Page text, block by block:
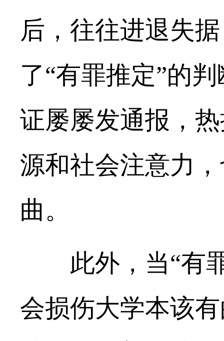
后，往往进退失
了“有罪推定”的
证屡屡发通报，
源和社会注意力
曲。
此外，当“有罪
会损伤大学本该